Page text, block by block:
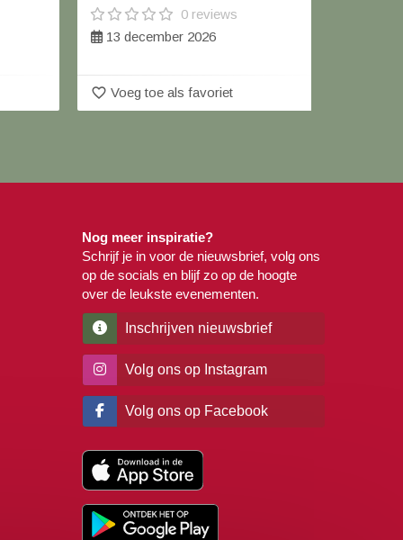
0 reviews
13 december 2026
favorite_border Voeg toe als favoriet
Nog meer inspiratie?
Schrijf je in voor de nieuwsbrief, volg ons
op de socials en blijf zo op de hoogte
over de leukste evenementen.
Inschrijven nieuwsbrief
Volg ons op Instagram
Volg ons op Facebook